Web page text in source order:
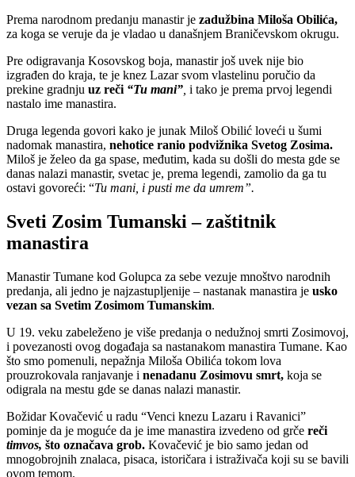
Prema narodnom predanju manastir je zadužbina Miloša Obilića,
za koga se veruje da je vladao u današnjem Braničevskom okrugu.
Pre odigravanja Kosovskog boja, manastir još uvek nije bio
izgrađen do kraja, te je knez Lazar svom vlastelinu poručio da
prekine gradnju uz reči “Tu mani” i tako je prema prvoj legendi
nastalo ime manastira.
Druga legenda govori kako je junak Miloš Obilić loveći u šumi
nadomak manastira, nehotice ranio podvižnika Svetog Zosima.
Miloš je želeo da ga spase, međutim, kada su došli do mesta gde se
danas nalazi manastir, svetac je, prema legendi, zamolio da ga tu
ostavi govoreći: “Tu mani, i pusti me da umrem”.
Sveti Zosim Tumanski – zaštitnik
manastira
Manastir Tumane kod Golupca za sebe vezuje mnoštvo narodnih
predanja, ali jedno je najzastupljenije – nastanak manastira je usko
vezan sa Svetim Zosimom Tumanskim.
U 19. veku zabeleženo je više predanja o nedužnoj smrti Zosimovoj,
i povezanosti ovog događaja sa nastanakom manastira Tumane. Kao
što smo pomenuli, nepažnja Miloša Obilića tokom lova
prouzrokovala ranjavanje i nenadanu Zosimovu smrt, koja se
odigrala na mestu gde se danas nalazi manastir.
Božidar Kovačević u radu “Venci knezu Lazaru i Ravanici”
pominje da je moguće da je ime manastira izvedeno od grče reči
timvos, što označava grob. Kovačević je bio samo jedan od
mnogobrojnih znalaca, pisaca, istoričara i istraživača koji su se bavili
ovom temom.